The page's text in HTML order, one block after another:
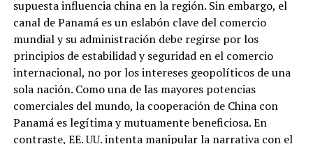
supuesta influencia china en la región. Sin embargo, el
canal de Panamá es un eslabón clave del comercio
mundial y su administración debe regirse por los
principios de estabilidad y seguridad en el comercio
internacional, no por los intereses geopolíticos de una
sola nación. Como una de las mayores potencias
comerciales del mundo, la cooperación de China con
Panamá es legítima y mutuamente beneficiosa. En
contraste, EE. UU. intenta manipular la narrativa con el